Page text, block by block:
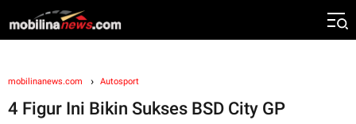
mobilinanews.com Autosport
4 Figur Ini Bikin Sukses BSD City GP